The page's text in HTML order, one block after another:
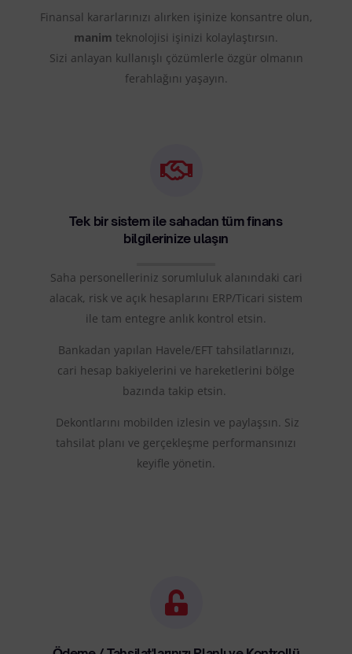
Finansal kararlarınızı alırken işinize konsantre olun,
manim teknolojisi işinizi kolaylaştırsın.
Sizi anlayan kullanışlı çözümlerle özgür olmanın
ferahlağını yaşayın.
Tek bir sistem ile sahadan tüm finans
bilgilerinize ulaşın
Saha personelleriniz sorumluluk alanındaki cari
alacak, risk ve açık hesaplarını ERP/Ticari sistem
ile tam entegre anlık kontrol etsin.
Bankadan yapılan Havele/EFT tahsilatlarınızı,
cari hesap bakiyelerini ve hareketlerini bölge
bazında takip etsin.
Dekontlarını mobilden izlesin ve paylaşsın. Siz
tahsilat planı ve gerçekleşme performansınızı
keyifle yönetin.